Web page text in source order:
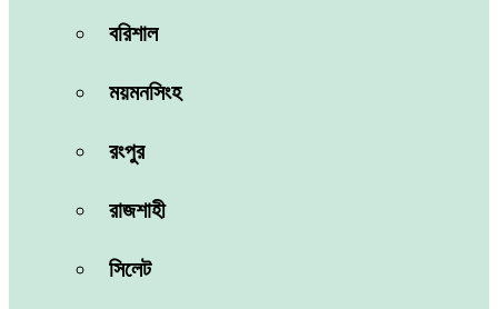
বরিশাল
ময়মনসিংহ
রংপুর
রাজশাহী
সিলেট